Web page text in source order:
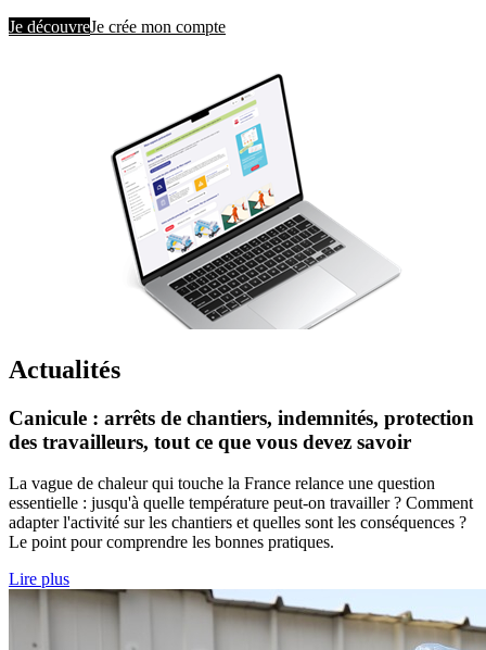
Je découvreJe crée mon compte
Actualités
Canicule : arrêts de chantiers, indemnités, protection
des travailleurs, tout ce que vous devez savoir
La vague de chaleur qui touche la France relance une question
essentielle : jusqu'à quelle température peut-on travailler ? Comment
adapter l'activité sur les chantiers et quelles sont les conséquences ?
Le point pour comprendre les bonnes pratiques.
Lire plus